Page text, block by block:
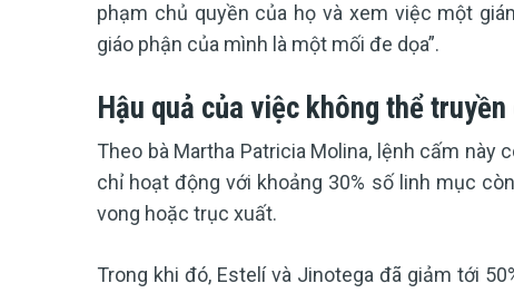
phạm chủ quyền của họ và xem việc một
giáo phận của mình là một mối đe dọa”.
Hậu quả của việc không thể
Theo bà Martha Patricia Molina, lệnh cấm này
chỉ hoạt động với khoảng 30% số linh mục
vong hoặc trục xuất.
Trong khi đó, Estelí và Jinotega đã giảm tới